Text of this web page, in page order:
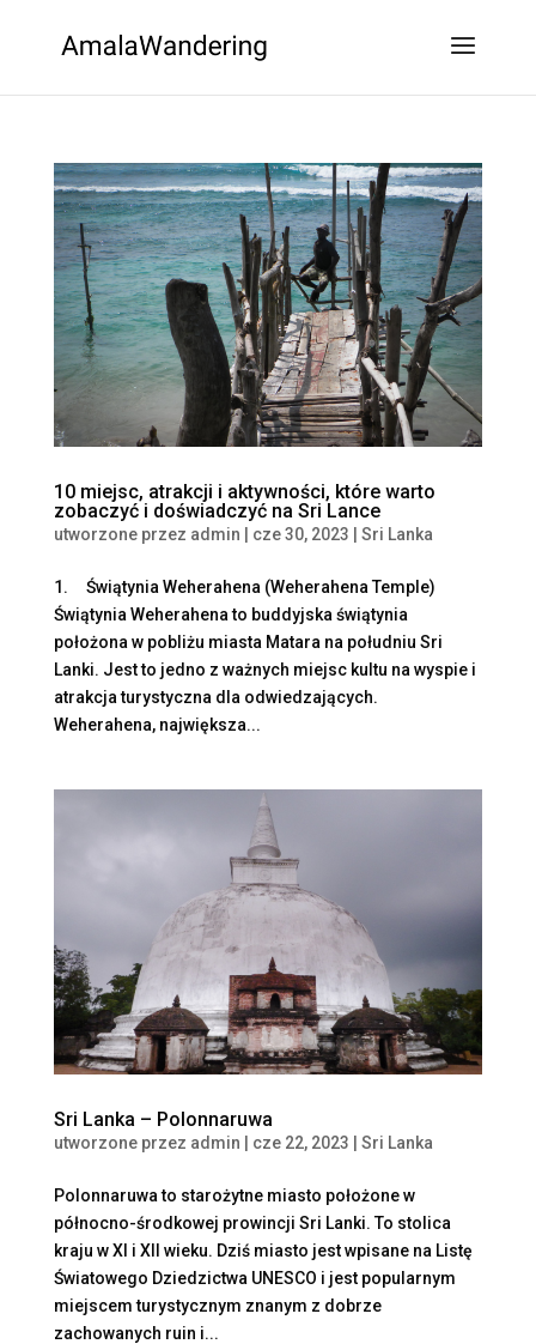
10 miejsc, atrakcji i aktywności, które warto
zobaczyć i doświadczyć na Sri Lance
utworzone przez admin cze 30, 2023 Sri Lanka
1. Świątynia Weherahena (Weherahena Temple)
Świątynia Weherahena to buddyjska świątynia
położona w pobliżu miasta Matara na południu Sri
Lanki. Jest to jedno z ważnych miejsc kultu na wyspie i
atrakcja turystyczna dla odwiedzających.
Weherahena, największa...
Sri Lanka – Polonnaruwa
utworzone przez admin cze 22, 2023 Sri Lanka
Polonnaruwa to starożytne miasto położone w
północno-środkowej prowincji Sri Lanki. To stolica
kraju w XI i XII wieku. Dziś miasto jest wpisane na Listę
Światowego Dziedzictwa UNESCO i jest popularnym
miejscem turystycznym znanym z dobrze
zachowanych ruin i...